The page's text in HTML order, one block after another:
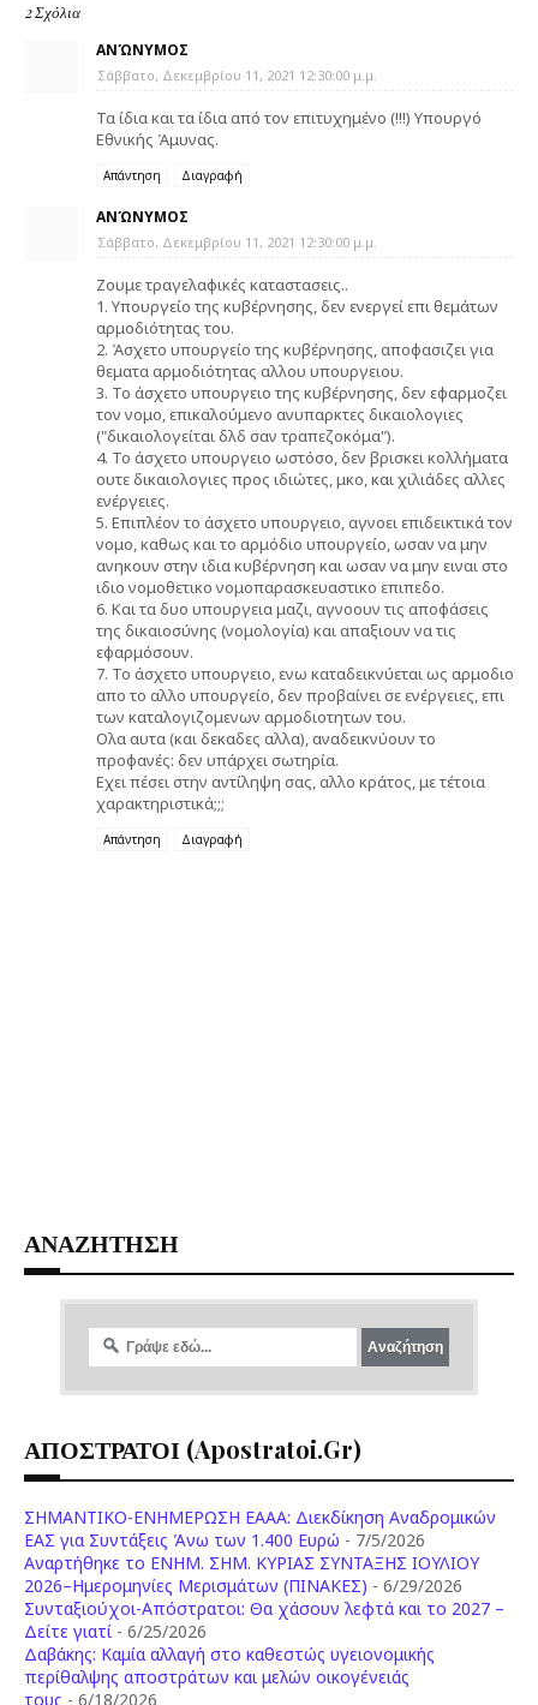
2 Σχόλια
ΑΝΏΝΥΜΟΣ
Σάββατο, Δεκεμβρίου 11, 2021 12:30:00 μ.μ.
Τα ίδια και τα ίδια από τον επιτυχημένο (!!!) Υπουργό
Εθνικής Άμυνας.
Απάντηση Διαγραφή
ΑΝΏΝΥΜΟΣ
Σάββατο, Δεκεμβρίου 11, 2021 12:30:00 μ.μ.
Ζουμε τραγελαφικές καταστασεις..
1. Υπουργείο της κυβέρνησης, δεν ενεργεί επι θεμάτων
αρμοδιότητας του.
2. Άσχετο υπουργείο της κυβέρνησης, αποφασιζει για
θεματα αρμοδιότητας αλλου υπουργειου.
3. Το άσχετο υπουργειο της κυβέρνησης, δεν εφαρμοζει
τον νομο, επικαλούμενο ανυπαρκτες δικαιολογιες
("δικαιολογείται δλδ σαν τραπεζοκόμα").
4. Το άσχετο υπουργειο ωστόσο, δεν βρισκει κολλήματα
ουτε δικαιολογιες προς ιδιώτες, μκο, και χιλιάδες αλλες
ενέργειες.
5. Επιπλέον το άσχετο υπουργειο, αγνοει επιδεικτικά τον
νομο, καθως και το αρμόδιο υπουργείο, ωσαν να μην
ανηκουν στην ιδια κυβέρνηση και ωσαν να μην ειναι στο
ιδιο νομοθετικο νομοπαρασκευαστικο επιπεδο.
6. Και τα δυο υπουργεια μαζι, αγνοουν τις αποφάσεις
της δικαιοσύνης (νομολογία) και απαξιουν να τις
εφαρμόσουν.
7. Το άσχετο υπουργειο, ενω καταδεικνύεται ως αρμοδιο
απο το αλλο υπουργείο, δεν προβαίνει σε ενέργειες, επι
των καταλογιζομενων αρμοδιοτητων του.
Ολα αυτα (και δεκαδες αλλα), αναδεικνύουν το
προφανές: δεν υπάρχει σωτηρία.
Εχει πέσει στην αντίληψη σας, αλλο κράτος, με τέτοια
χαρακτηριστικά;;;
Απάντηση Διαγραφή
ΑΝΑΖΗΤΗΣΗ
ΑΠΟΣΤΡΑΤΟΙ (apostratoi.gr)
ΣΗΜΑΝΤΙΚΟ-ΕΝΗΜΕΡΩΣΗ ΕΑΑΑ: Διεκδίκηση Αναδρομικών
ΕΑΣ για Συντάξεις Άνω των 1.400 Ευρώ - 7/5/2026
Aναρτήθηκε το ENHM. ΣΗΜ. ΚΥΡΙΑΣ ΣΥΝΤΑΞΗΣ ΙΟΥΛΙΟΥ
2026–Ημερομηνίες Μερισμάτων (ΠΙΝΑΚΕΣ) - 6/29/2026
Συνταξιούχοι-Απόστρατοι: Θα χάσουν λεφτά και το 2027 –
Δείτε γιατί - 6/25/2026
Δαβάκης: Καμία αλλαγή στο καθεστώς υγειονομικής
περίθαλψης αποστράτων και μελών οικογένειάς
τους - 6/18/2026